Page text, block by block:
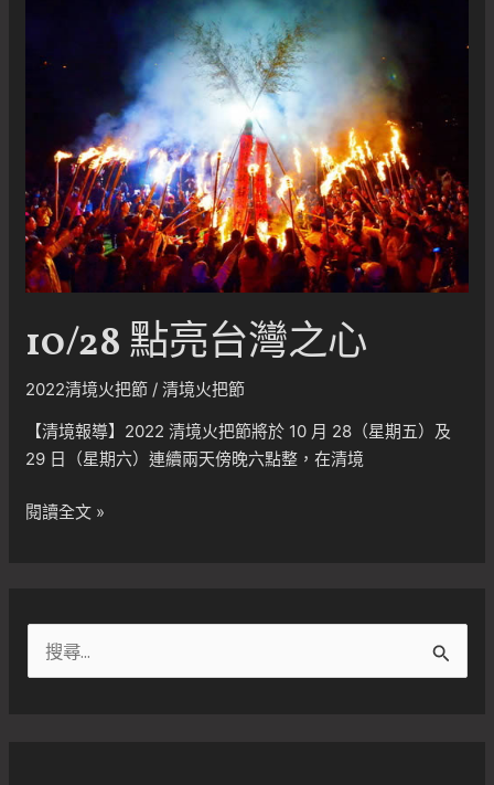
助
10/28 點亮台灣之心
2022清境火把節 /清境火把節
【清境報導】2022 清境火把節將於 10 月 28（星期五）及
29 日（星期六）連續兩天傍晚六點整，在清境
10/28
灣
心
閱讀全文 »
尋